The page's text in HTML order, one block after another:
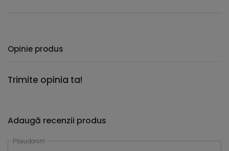
Opinie produs
Trimite opinia ta!
Adaugă recenzii produs
Pseudonim